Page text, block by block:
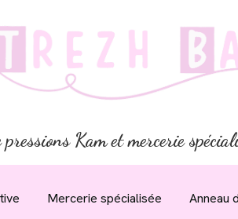
pressions Kam et mercerie
Mercerie spécialisée Anneau